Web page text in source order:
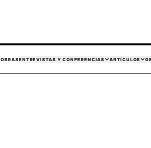
OBRASENTREVISTAS Y CONFERENCIAS ARTÍCULOS